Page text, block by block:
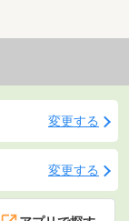
変更する
変更する